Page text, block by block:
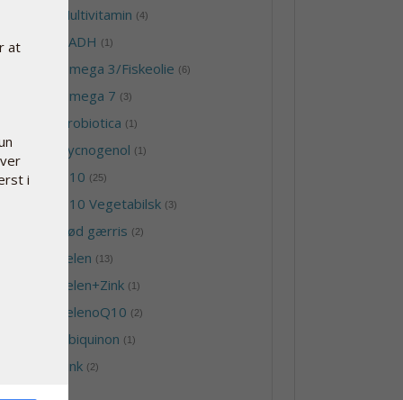
Multivitamin (4)
NADH (1)
Omega 3/Fiskeolie (6)
Omega 7 (3)
Probiotica (1)
Pycnogenol (1)
Q10 (25)
Q10 Vegetabilsk (3)
Rød gærris (2)
Selen (13)
Selen+Zink (1)
SelenoQ10 (2)
Ubiquinon (1)
Zink (2)
at
i